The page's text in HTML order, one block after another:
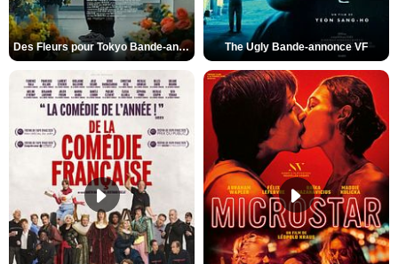
Des Fleurs pour Tokyo Bande-annonce VO STFR The Ugly Bande-annonce VF